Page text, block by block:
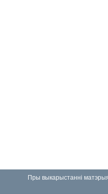
Пры выкарыстанні